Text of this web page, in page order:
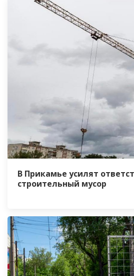
В Прикамье усилят
строительный мусор